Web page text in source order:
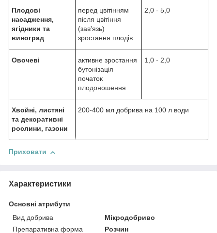
Плодові
насадження,
ягідники та
виноград
перед цвітінням
після цвітіння
(зав'язь)
зростання плодів
2,0 - 5,0
Овочеві
активне зростання
бутонізація
початок
плодоношення
1,0 - 2,0
Хвойні, листяні
та декоративні
рослини, газони
200-400 мл добрива на 100 л води
Приховати
Характеристики
Основні атрибути
Вид добрива
Мікродобриво
Препаративна форма
Розчин